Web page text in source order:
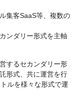
集客SaaS等、複数の
ンダリー形式を主軸
するセカンダリー形
形式、共に運営を行
ルを様々な形式で運